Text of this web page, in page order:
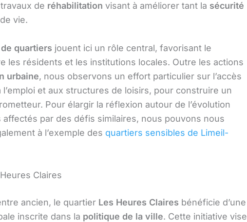
de réhabilitation visant à améliorer tant la sécurité
vie.
quartiers jouent ici un rôle central, favorisant le
les résidents et les institutions locales. Outre les actions
urbaine, nous observons un effort particulier sur l’accès
l’emploi et aux structures de loisirs, pour construire un
Pour élargir la réflexion autour de l’évolution
affectés par des défis similaires, nous pouvons nous
à l’exemple des quartiers sensibles de Limeil-
Claires
ancien, le quartier Les Heures Claires bénéficie d’une
inscrite dans la politique de la ville. Cette initiative vise